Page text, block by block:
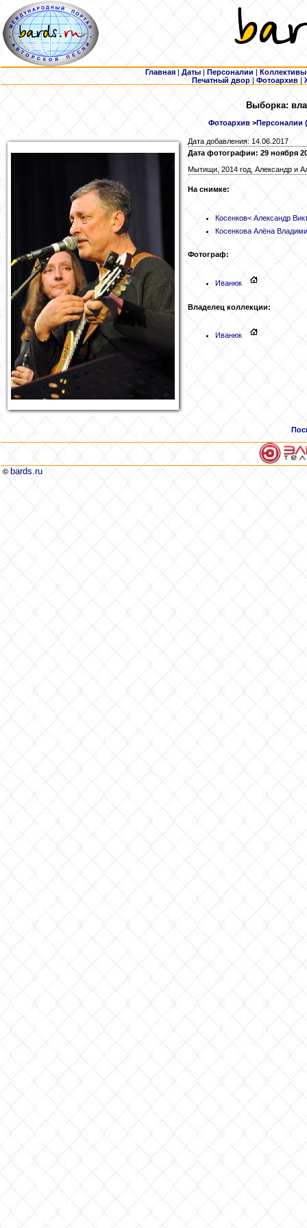
Главная | Даты | Персоналии | Коллективы
Печатный двор |Фотоархив |
Выборка:
Фотоархив >Персоналии
Дата добавления: 14.06.2017
Дата фотографии: 29 ноября
Мытищи, 2014 год, Александр и
На снимке:
Косенков< Александр
Косенкова Алёна
Фотограф:
Иванюк
Владелец коллекции:
Иванюк
© bards.ru